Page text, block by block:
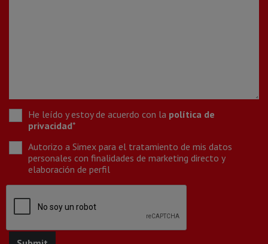
He leído y estoy de acuerdo con la política de
privacidad*
Autorizo a Simex para el tratamiento de mis datos
personales con finalidades de marketing directo y
elaboración de perfil